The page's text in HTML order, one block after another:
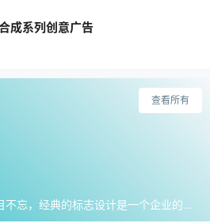
成系列创意广告
好的LOGO设计可以让人过目不忘，经典的标志设计是一个企业的灵魂，收集和分享那些具有创意的LOGO灵感火花。
查看所有